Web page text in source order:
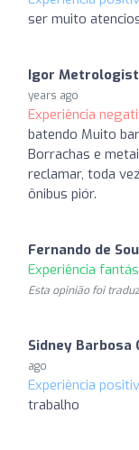
ser muito
Igor
years ago
Experiência
batendo Muito
Borrachas e
reclamar, toda
ônibus piór.
Fernando de
Experiência
Esta opinião foi
Sidney Barbosa
ago
Experiência
trabalho